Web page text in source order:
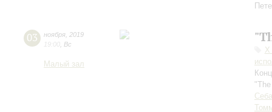
03 ноября 2019
19:00
Вс
Малый зал
Х